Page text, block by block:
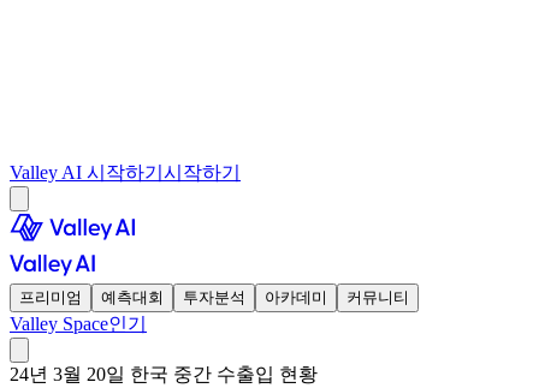
Valley AI 시작하기 시작하기
프리미엄 예측대회 투자분석 아카데미 커뮤니티
Valley Space인기
24년 3월 20일 한국 중간 수출입 현황